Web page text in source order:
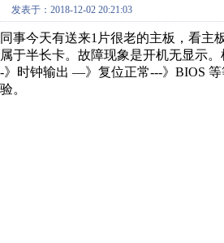
发表于：2018-12-02 20:21:03
同事今天有送来1片很老的主板，看主
属于半长卡。故障现象是开机无显示
-》时钟输出 —》复位正常---》BIOS
验。